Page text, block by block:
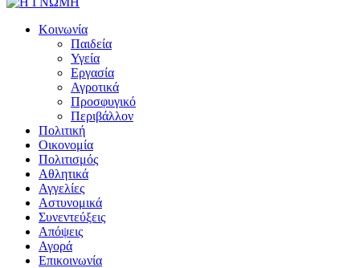
Κοινωνία
Παιδεία
Υγεία
Εργασία
Αγροτικά
Προσφυγικό
Περιβάλλον
Πολιτική
Οικονομία
Πολιτισμός
Αθλητικά
Αγγελίες
Αστυνομικά
Συνεντεύξεις
Απόψεις
Αγορά
Επικοινωνία